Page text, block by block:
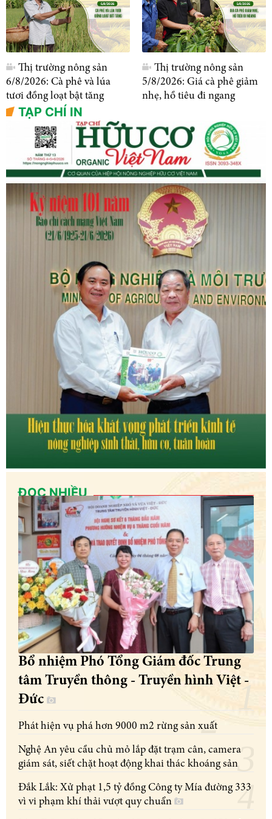
Thị trường nông sản
6/8/2026: Cà phê và lúa
tươi đồng loạt bật tăng
Thị trường nông sản
5/8/2026: Giá cà phê giảm
nhẹ, hồ tiêu đi ngang
TẠP CHÍ IN
ĐỌC NHIỀU
Bổ nhiệm Phó Tổng Giám đốc Trung
tâm Truyền thông - Truyền hình Việt -
Đức
Phát hiện vụ phá hơn 9000 m2 rừng sản xuất
Nghệ An yêu cầu chủ mỏ lắp đặt trạm cân, camera
giám sát, siết chặt hoạt động khai thác khoáng sản
Đắk Lắk: Xử phạt 1,5 tỷ đồng Công ty Mía đường 333
vì vi phạm khí thải vượt quy chuẩn